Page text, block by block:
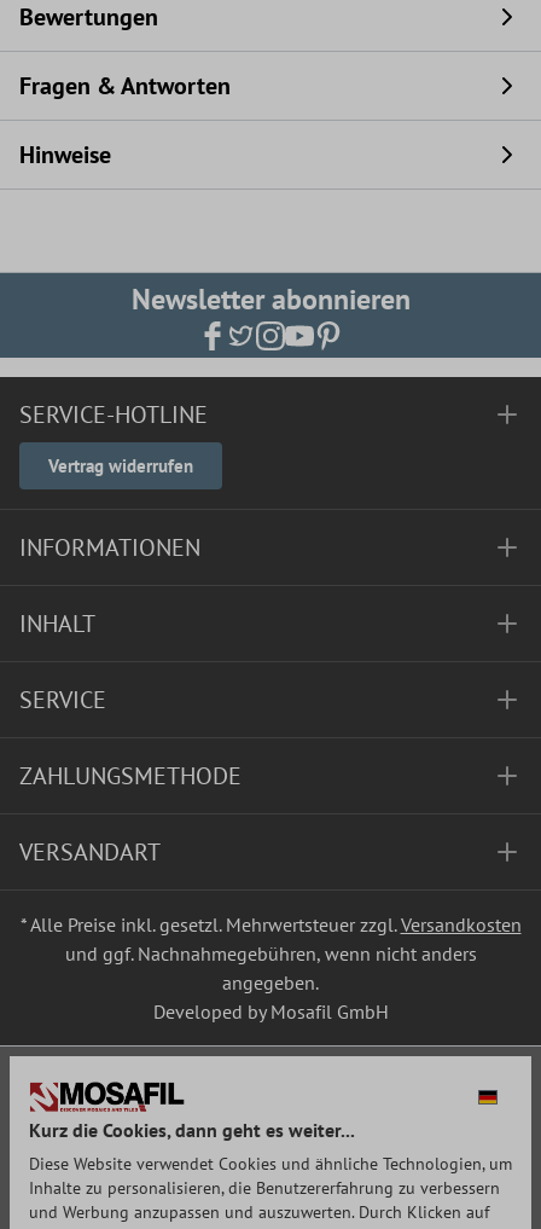
Bewertungen
Fragen & Antworten
Hinweise
Newsletter abonnieren
SERVICE-HOTLINE
Vertrag widerrufen
INFORMATIONEN
INHALT
SERVICE
ZAHLUNGSMETHODE
VERSANDART
* Alle Preise inkl. gesetzl. Mehrwertsteuer zzgl.Versandkosten
und ggf. Nachnahmegebühren, wenn nicht anders
angegeben.
Developed by Mosafil GmbH
Kurz die Cookies, dann geht es weiter...
Diese Website verwendet Cookies und ähnliche Technologien, um
Inhalte zu personalisieren, die Benutzererfahrung zu verbessern
und Werbung anzupassen und auszuwerten. Durch Klicken auf